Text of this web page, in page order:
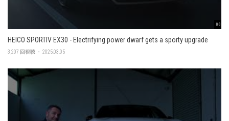
00:48
HEICO SPORTIV EX30 - Electrifying power dwarf gets a sporty upgrade
3,207 回視聴 ・ 2025.03.05